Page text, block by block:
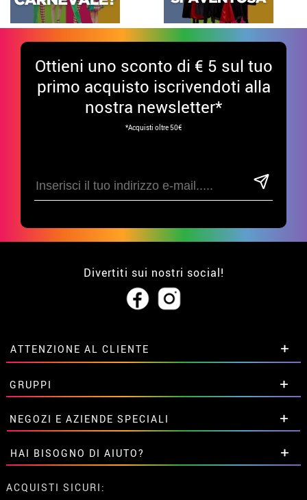
Ottieni uno sconto di € 5 sul tuo
primo acquisto iscrivendoti alla
nostra newsletter*
*Acquisti oltre 50€
Divertiti sui nostri social!
ATTENZIONE AL CLIENTE
• Su di noi
• Condizioni di vendita
• Avviso legale privacy
• Attenzione al cliente
• Utilizzo dei cookies
•Impostazioni dei cookie
GRUPPI
Sconti speciali per gruppi.
Contattaci qui
NEGOZI E AZIENDE SPECIALI
Sconti speciali per gruppi.
Contattaci qui
HAI BISOGNO DI AIUTO?
Non ho ancora fatto l'ordine
ACQUISTI SICURI: